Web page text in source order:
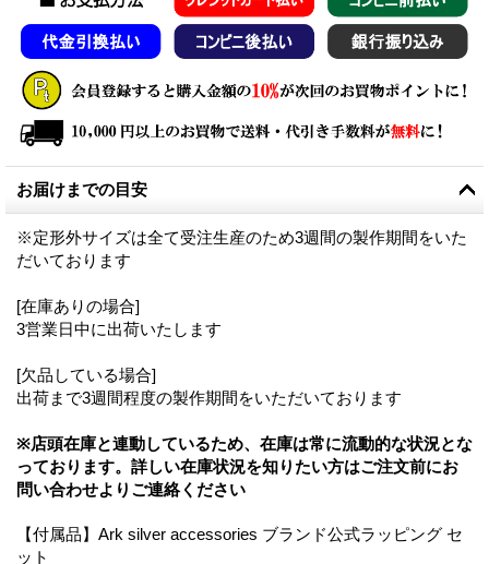
お届けまでの目安
※定形外サイズは全て受注生産のため3週間の製作期間をいた
だいております
[在庫ありの場合]
3営業日中に出荷いたします
[欠品している場合]
出荷まで3週間程度の製作期間をいただいております
※店頭在庫と連動しているため、在庫は常に流動的な状況とな
っております。詳しい在庫状況を知りたい方はご注文前にお
問い合わせよりご連絡ください
【付属品】Ark silver accessories ブランド公式ラッピング セ
ット